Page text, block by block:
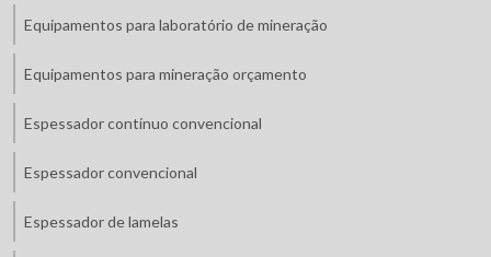
Equipamentos para laboratório de mineração
Equipamentos para mineração orçamento
Espessador contínuo convencional
Espessador convencional
Espessador de lamelas